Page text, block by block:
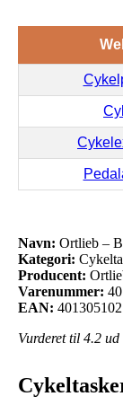
Navn: Ortlieb –
Kategori:
Producent:
Varenummer:
EAN:
Vurderet til 4.2 ud